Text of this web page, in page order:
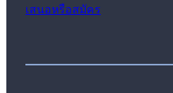
เสนอหรือสมัคร